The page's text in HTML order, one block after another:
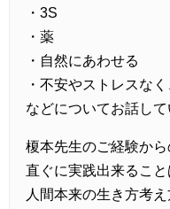
・3S
・薬
・自然にあわせる
・不安やストレスな
などについてお話して
榎本先生のご経験か
直ぐに実践出来ること
人間本来の生き方考